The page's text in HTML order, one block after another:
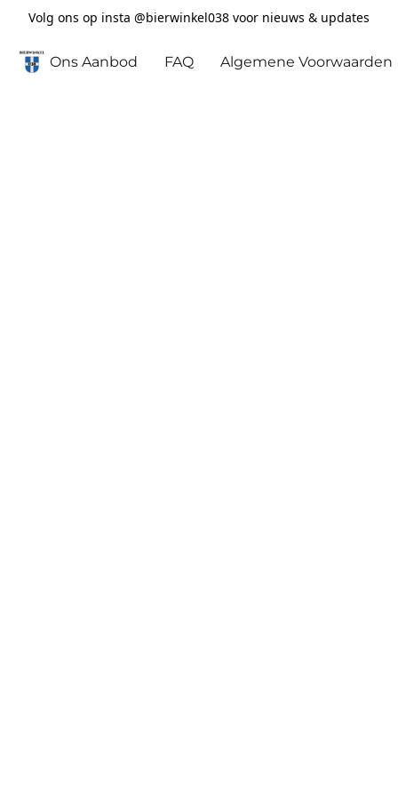
Volg ons op insta @bierwinkel038 voor nieuws & updates
Ons Aanbod FAQ Algemene Voorwaarden